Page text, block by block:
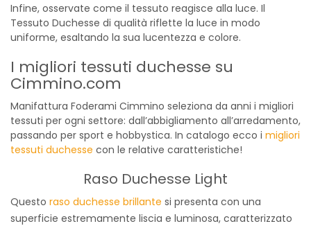
Infine, osservate come il tessuto reagisce alla luce. Il
Tessuto Duchesse di qualità riflette la luce in modo
uniforme, esaltando la sua lucentezza e colore.
I migliori tessuti duchesse su
Cimmino.com
Manifattura Foderami Cimmino seleziona da anni i migliori
tessuti per ogni settore: dall’abbigliamento all’arredamento,
passando per sport e hobbystica. In catalogo ecco i migliori
tessuti duchesse con le relative caratteristiche!
Raso Duchesse Light
Questo raso duchesse brillante si presenta con una
superficie estremamente liscia e luminosa, caratterizzato